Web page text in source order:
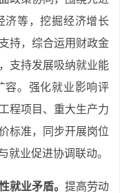
济等，挖掘经济增长
持，综合运用财政金
支持发展吸纳就业能
容。强化就业影响评
程项目、重大生产力
标准，同步开展岗位
就业促进协调联动。
就业矛盾。 提高劳动